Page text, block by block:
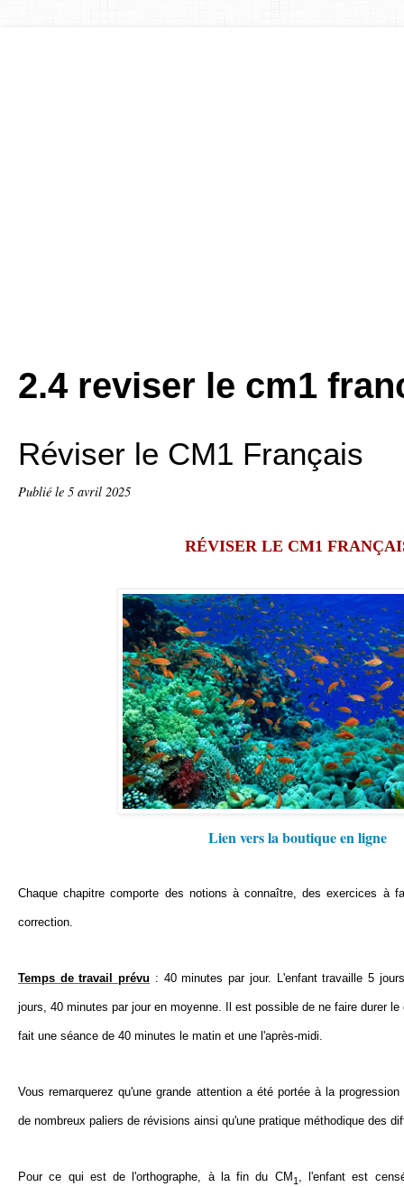
2.4 reviser le cm1
Réviser le CM1 Français
Publié le 5 avril 2025
RÉVISER LE CM1
Lien vers la boutique en ligne
Chaque chapitre comporte des notions à connaître, des exercices à
correction.
Temps de travail prévu : 40 minutes par jour. L'enfant travaille 5
jours, 40 minutes par jour en moyenne. Il est possible de ne faire durer
fait une séance de 40 minutes le matin et une l'après-midi.
Vous remarquerez qu'une grande attention a été portée à la
de nombreux paliers de révisions ainsi qu'une pratique méthodique des
Pour ce qui est de l'orthographe, à la fin du CM 1 , l'enfant est